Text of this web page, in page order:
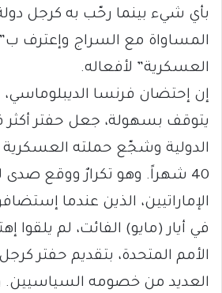
بأي شيء بينما رحّب به كرجل
المساواة مع السراج وإعترف
العسكرية” لأفعاله.
إن إحتضان فرنسا الديبلوماسي،
يتوقف بسهولة، جعل حفتر أكثر
الدولية وشجّع حملته العسكرية
40 شهراً. وهو تكرارٌ ووقع
الإماراتيين، الذين عندما
في أيار (مايو) الفائت، لم يلقوا
الأمم المتحدة، بتقديم حفتر
العديد من خصومه